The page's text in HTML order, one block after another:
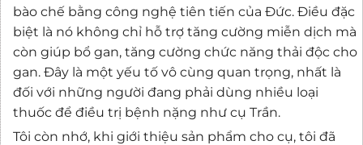
bào chế bằng công nghệ tiên tiến của Đức. Điều đặc
biệt là nó không chỉ hỗ trợ tăng cường miễn dịch mà
còn giúp bổ gan, tăng cường chức năng thải độc cho
gan. Đây là một yếu tố vô cùng quan trọng, nhất là
đối với những người đang phải dùng nhiều loại
thuốc để điều trị bệnh nặng như cụ Trần.
Tôi còn nhớ, khi giới thiệu sản phẩm cho cụ, tôi đã